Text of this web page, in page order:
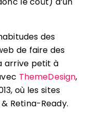
des
de faire des
arrive petit à
ThemeDesign,
où les sites
Retina-Ready.